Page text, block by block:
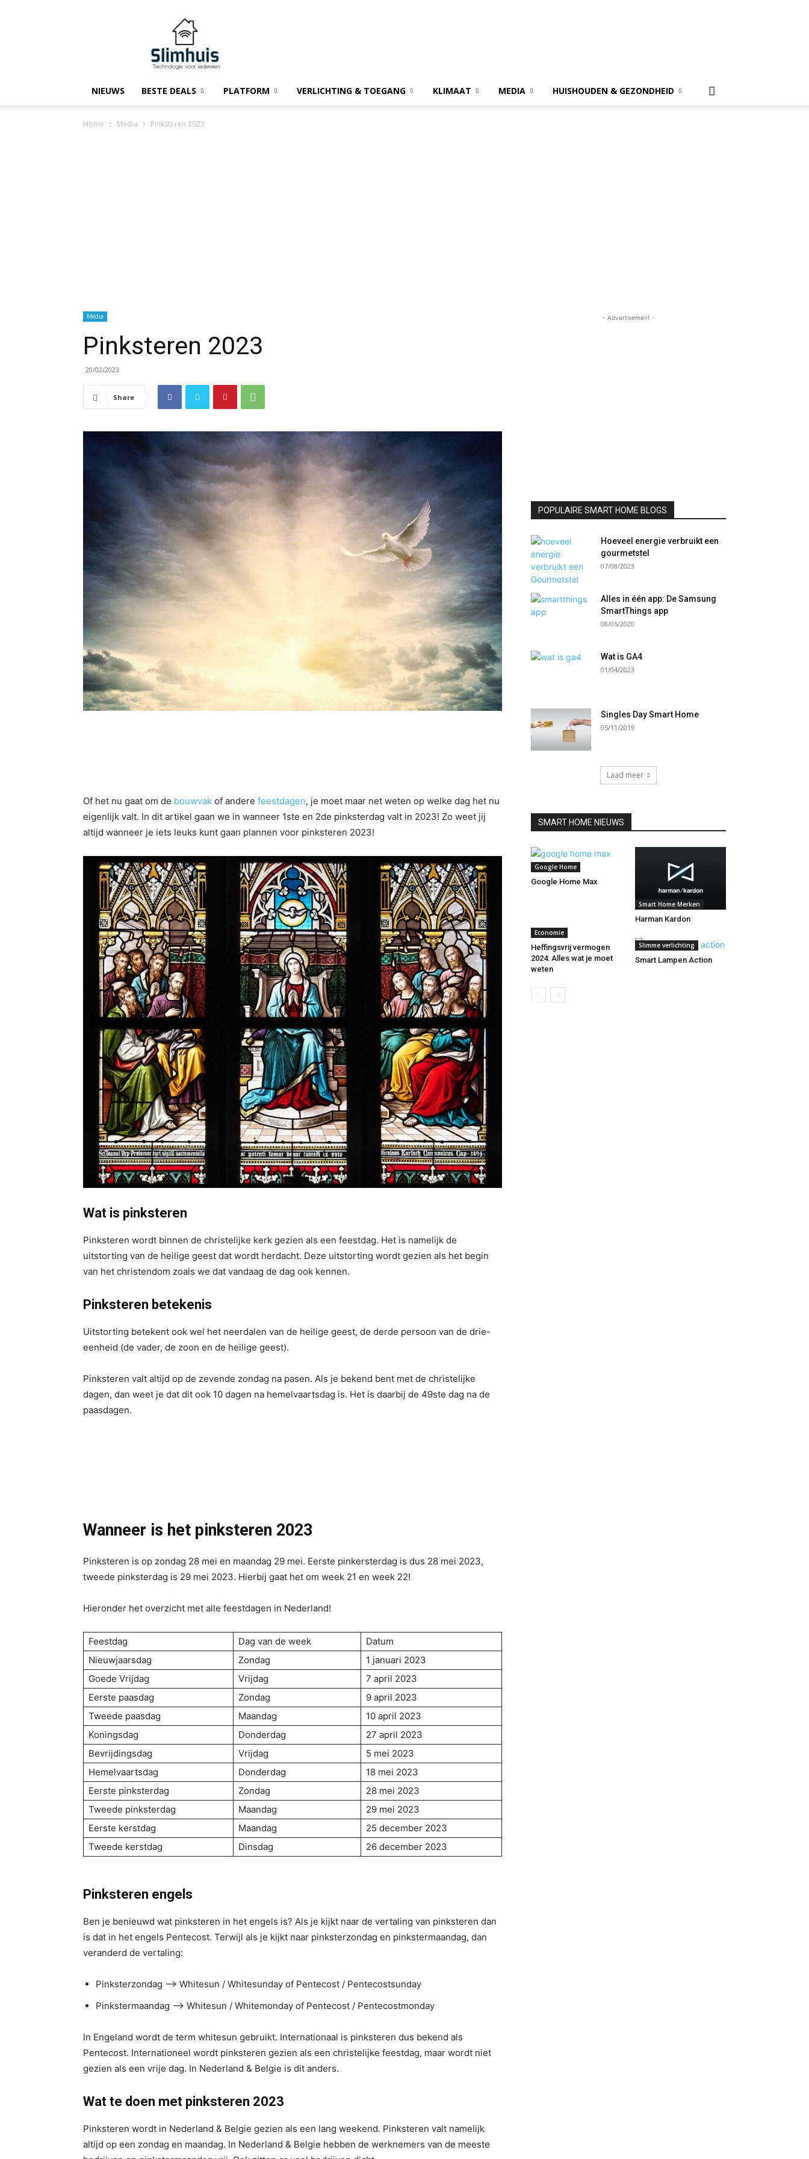
Slimhuis.tech
NIEUWS BESTE DEALS PLATFORM VERLICHTING & TOEGANG KLIMAAT MEDIA HUISHOUDEN & GEZONDHEID
Home Media Pinksteren 2023
Media
Pinksteren 2023
20/02/2023
Share
Of het nu gaat om de bouwvak of andere feestdagen, je moet maar net weten op welke dag het nu
eigenlijk valt. In dit artikel gaan we in wanneer 1ste en 2de pinksterdag valt in 2023! Zo weet jij
altijd wanneer je iets leuks kunt gaan plannen voor pinksteren 2023!
Wat is pinksteren
Pinksteren wordt binnen de christelijke kerk gezien als een feestdag. Het is namelijk de
uitstorting van de heilige geest dat wordt herdacht. Deze uitstorting wordt gezien als het begin
van het christendom zoals we dat vandaag de dag ook kennen.
Pinksteren betekenis
Uitstorting betekent ook wel het neerdalen van de heilige geest, de derde persoon van de drie-
eenheid (de vader, de zoon en de heilige geest).
Pinksteren valt altijd op de zevende zondag na pasen. Als je bekend bent met de christelijke
dagen, dan weet je dat dit ook 10 dagen na hemelvaartsdag is. Het is daarbij de 49ste dag na de
paasdagen.
Wanneer is het pinksteren 2023
Pinksteren is op zondag 28 mei en maandag 29 mei. Eerste pinkersterdag is dus 28 mei 2023,
tweede pinksterdag is 29 mei 2023. Hierbij gaat het om week 21 en week 22!
Hieronder het overzicht met alle feestdagen in Nederland!
Feestdag Dag van de week
Datum
Nieuwjaarsdag
Zondag
1 januari 2023
Goede Vrijdag
Vrijdag
7 april 2023
Eerste paasdag
Zondag
9 april 2023
Tweede paasdag
Maandag
10 april 2023
Koningsdag
Donderdag
27 april 2023
Bevrijdingsdag
Vrijdag
5 mei 2023
Hemelvaartsdag
Donderdag
18 mei 2023
Eerste pinksterdag
Zondag
28 mei 2023
Tweede pinksterdag
Maandag
29 mei 2023
Eerste kerstdag
Maandag
25 december 2023
Tweede kerstdag
Dinsdag 26 december 2023
Pinksteren engels
Ben je benieuwd wat pinksteren in het engels is? Als je kijkt naar de vertaling van pinksteren dan
is dat in het engels Pentecost. Terwijl als je kijkt naar pinksterzondag en pinkstermaandag, dan
veranderd de vertaling:
Pinksterzondag –> Whitesun / Whitesunday of Pentecost / Pentecostsunday
Pinkstermaandag –> Whitesun / Whitemonday of Pentecost / Pentecostmonday
In Engeland wordt de term whitesun gebruikt. Internationaal is pinksteren dus bekend als
Pentecost. Internationeel wordt pinksteren gezien als een christelijke feestdag, maar wordt niet
gezien als een vrije dag. In Nederland & Belgie is dit anders.
Wat te doen met pinksteren 2023
Pinksteren wordt in Nederland & Belgie gezien als een lang weekend. Pinksteren valt namelijk
altijd op een zondag en maandag. In Nederland & Belgie hebben de werknemers van de meeste
- Advertisement -
POPULAIRE SMART HOME BLOGS
Hoeveel energie verbruikt een
gourmetstel
07/08/2023
Alles in één app: De Samsung
SmartThings app
08/05/2020
Wat is GA4
01/04/2023
Singles Day Smart Home
05/11/2019
Laad meer
SMART HOME NIEUWS
Google Home
Google Home Max
Smart Home Merken
Harman Kardon
Economie
Heffingsvrij vermogen
2024: Alles wat je moet
weten
Slimme verlichting
Smart Lampen Action